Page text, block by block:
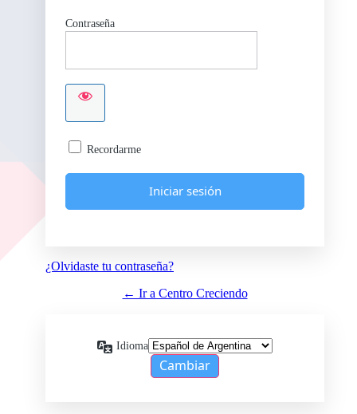
Contraseña
Recordarme
¿Olvidaste tu contraseña?
← Ir a Centro Creciendo
Idioma